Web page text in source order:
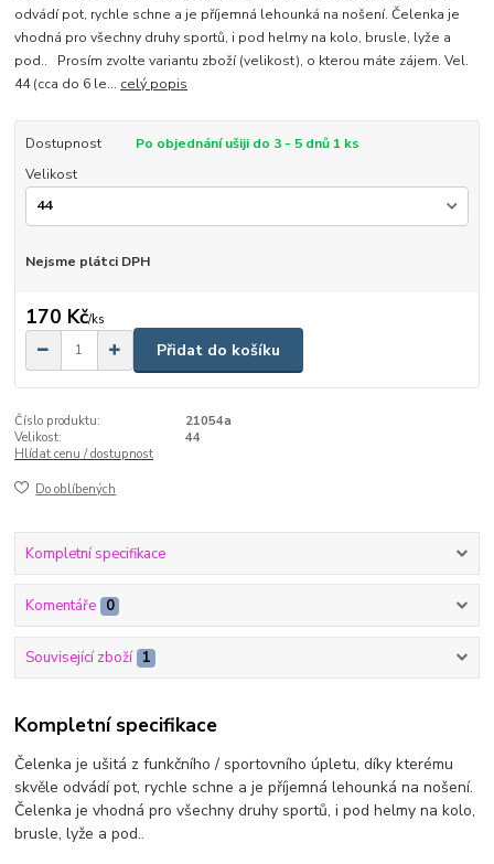
odvádí pot, rychle schne a je příjemná lehounká na nošení. Čelenka je
vhodná pro všechny druhy sportů, i pod helmy na kolo, brusle, lyže a
pod.. Prosím zvolte variantu zboží (velikost), o kterou máte zájem. Vel.
44 (cca do 6 le... celý popis
Dostupnost
Po objednání ušiji do 3 - 5 dnů 1 ks
Velikost
Nejsme plátci DPH
170 Kč/ks
Přidat do košíku
Číslo produktu:
21054a
Velikost:
44
Hlídat cenu / dostupnost
Do oblíbených
Kompletní specifikace
Komentáře 0
Související zboží 1
Kompletní specifikace
Čelenka je ušitá z funkčního / sportovního úpletu, díky kterému
skvěle odvádí pot, rychle schne a je příjemná lehounká na nošení.
Čelenka je vhodná pro všechny druhy sportů, i pod helmy na kolo,
brusle, lyže a pod..